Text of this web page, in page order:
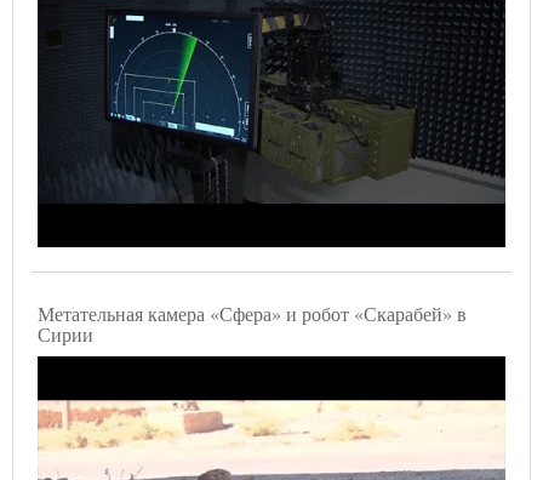
Метательная камера «Сфера» и робот «Скарабей» в
Сирии